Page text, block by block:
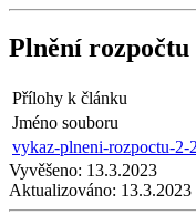
Plnění rozpočtu
Přílohy k článku
Jméno souboru
vykaz-plneni-rozpoctu-2-
Vyvěšeno: 13.3.2023
Aktualizováno: 13.3.2023